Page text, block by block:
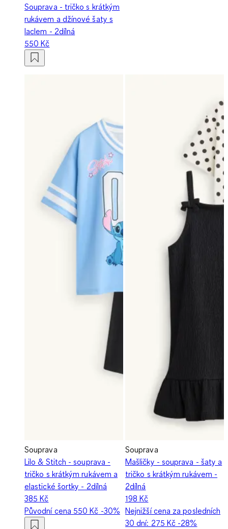
Souprava - tričko s krátkým
rukávem a džínové šaty s
laclem - 2dílná
550 Kč
Souprava
Lilo & Stitch - souprava -
tričko s krátkým rukávem a
elastické šortky - 2dílná
385 Kč
Původní cena 550 Kč -30%
Souprava
Mašličky - souprava - šaty a
tričko s krátkým rukávem -
2dílná
198 Kč
Nejnižší cena za posledních
30 dní: 275 Kč -28%